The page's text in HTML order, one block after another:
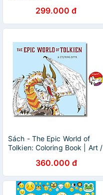
299.000 đ
Sách - The Epic World of
Tolkien: Coloring Book | Art /
Nhập khẩu UK360.000 đ